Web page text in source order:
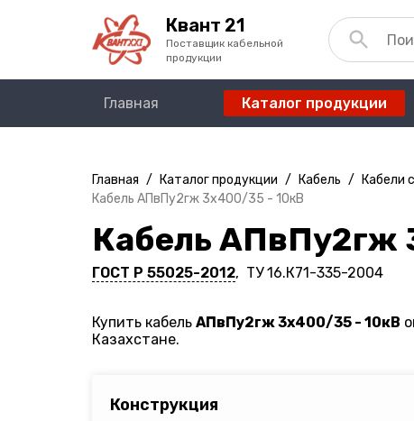
Квант 21
Поставщик кабельной
продукции
Главная Каталог продукции
Главная / Каталог продукции / Кабель / Кабели
Кабель АПвПу2гж 3х400/35 - 10кВ
Кабель АПвПу2гж
ГОСТ Р 55025-2012, ТУ 16.К71-335-2004
Купить кабель АПвПу2гж 3х400/35 - 10кВ
Казахстане.
Конструкция